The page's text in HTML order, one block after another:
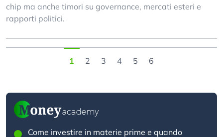
chip ma anche timori su governance, mercati esteri e
rapporti politici.
1 2 3 4 5 6
Come investire in materie prime e quando